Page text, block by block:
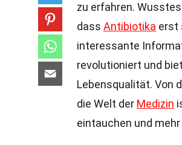
zu erfahren.
dass Antibiotika erst
interessante
revolutioniert und
Lebensqualität. Von
die Welt der Medizin
eintauchen und mehr